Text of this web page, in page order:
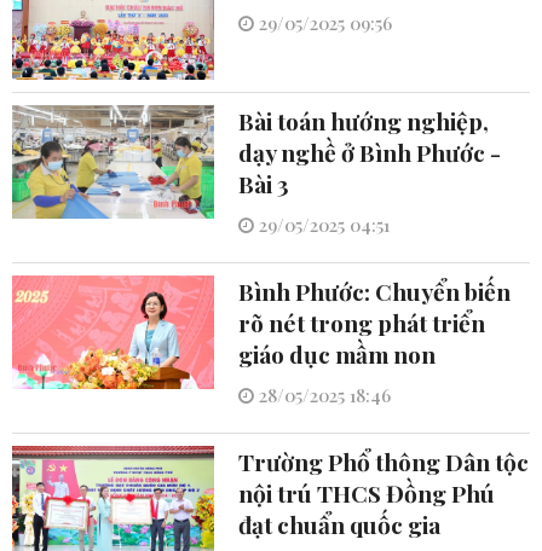
29/05/2025 09:56
Bài toán hướng nghiệp,
dạy nghề ở Bình Phước -
Bài 3
29/05/2025 04:51
Bình Phước: Chuyển biến
rõ nét trong phát triển
giáo dục mầm non
28/05/2025 18:46
Trường Phổ thông Dân tộc
nội trú THCS Đồng Phú
đạt chuẩn quốc gia